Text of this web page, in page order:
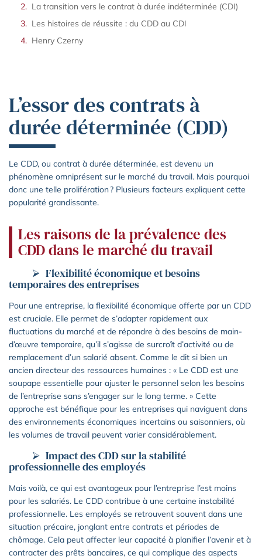
La transition vers le contrat à durée indéterminée (CDI)
Les histoires de réussite : du CDD au CDI
Henry Czerny
L’essor des contrats à
durée déterminée (CDD)
Le CDD, ou contrat à durée déterminée, est devenu un
phénomène omniprésent sur le marché du travail. Mais pourquoi
donc une telle prolifération ? Plusieurs facteurs expliquent cette
popularité grandissante.
Les raisons de la prévalence des
CDD dans le marché du travail
Flexibilité économique et besoins
temporaires des entreprises
Pour une entreprise, la flexibilité économique offerte par un CDD
est cruciale. Elle permet de s’adapter rapidement aux
fluctuations du marché et de répondre à des besoins de main-
d’œuvre temporaire, qu’il s’agisse de surcroît d’activité ou de
remplacement d’un salarié absent. Comme le dit si bien un
ancien directeur des ressources humaines : « Le CDD est une
soupape essentielle pour ajuster le personnel selon les besoins
de l’entreprise sans s’engager sur le long terme. » Cette
approche est bénéfique pour les entreprises qui naviguent dans
des environnements économiques incertains ou saisonniers, où
les volumes de travail peuvent varier considérablement.
Impact des CDD sur la stabilité
professionnelle des employés
Mais voilà, ce qui est avantageux pour l’entreprise l’est moins
pour les salariés. Le CDD contribue à une certaine instabilité
professionnelle. Les employés se retrouvent souvent dans une
situation précaire, jonglant entre contrats et périodes de
chômage. Cela peut affecter leur capacité à planifier l’avenir et à
contracter des prêts bancaires, ce qui complique des aspects